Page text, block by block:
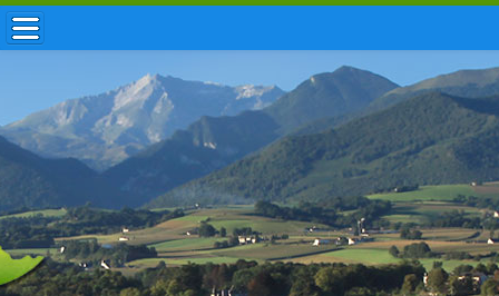
ACCUEIL / INFOS
MUNICIPALITÉ
VIE LOCALE
ENFANCE
TOURISME